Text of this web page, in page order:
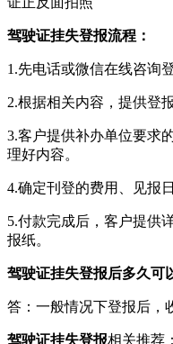
驾驶证挂失登报流程：
1.先电话或微信在线咨询
2.根据相关内容，提供登
3.客户提供补办单位要求
理好内容。
4.确定刊登的费用、见报
5.付款完成后，客户提供
报纸。
驾驶证挂失登报后多久可
答：一般情况下登报后，
驾驶证挂失登报相关推荐：